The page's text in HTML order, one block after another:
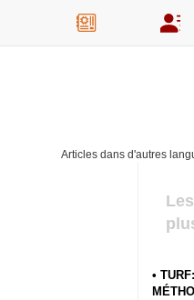
Articles dans d'autres
•